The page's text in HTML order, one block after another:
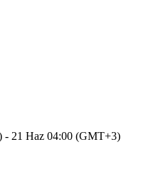
- 21 Haz 04:00 (GMT+3)